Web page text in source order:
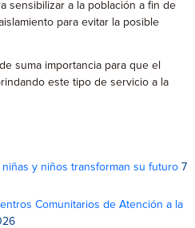
sensibilizar a la población a fin de
para evitar la posible
suma importancia para que el
este tipo de servicio a la
y niños transforman su futuro 7
Comunitarios de Atención a la